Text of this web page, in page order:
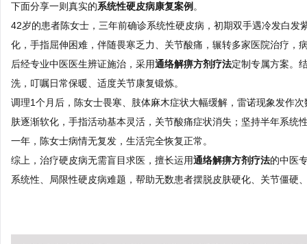
下面分享一则真实的系统性硬皮病康复案例 。
42岁的患者陈女士，三年前确诊系统性硬皮病，初期双手遇冷发白
化，手指屈伸困难，伴随畏寒乏力、关节酸痛，辗转多家医院治疗，
后经专业中医医生辨证施治，采用通络解痹方剂疗法定制专属方案。
洗，叮嘱日常保暖、适度关节康复锻炼。
调理1个月后，陈女士畏寒、肢体麻木症状大幅缓解，雷诺现象发作
肤逐渐软化，手指活动基本灵活，关节酸痛症状消失；坚持半年系
一年，陈女士病情无复发，生活完全恢复正常。
综上，治疗硬皮病无需盲目求医，擅长运用通络解痹方剂疗法的中医
系统性、局限性硬皮病难题，帮助无数患者摆脱皮肤硬化、关节僵硬